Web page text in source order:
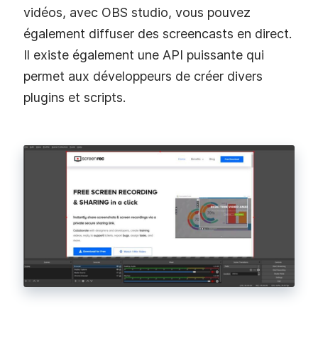
vidéos, avec OBS studio, vous pouvez
également diffuser des screencasts en direct.
Il existe également une API puissante qui
permet aux développeurs de créer divers
plugins et scripts.